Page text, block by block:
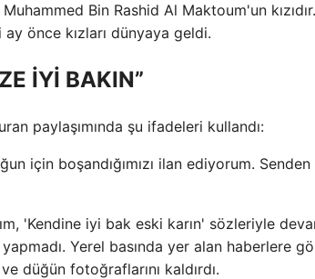
Bin Rashid Al Maktoum'un
önce kızları dünyaya geldi.
İYİ BAKIN”
paylaşımında şu ifadeleri kullandı:
için boşandığımızı ilan ediyorum.
'Kendine iyi bak eski karın' sözleriyle
Yerel basında yer alan haberlere
düğün fotoğraflarını kaldırdı.